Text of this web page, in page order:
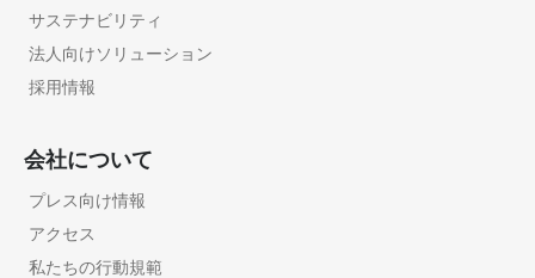
サステナビリティ
法人向けソリューション
採用情報
会社について
プレス向け情報
アクセス
私たちの行動規範